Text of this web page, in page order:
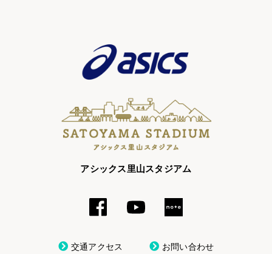
アシックス里山スタジアム
交通アクセス お問い合わせ